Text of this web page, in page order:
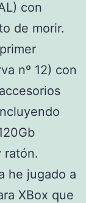
con
de morir.
nº 12) con
ratón.
he jugado a
XBox que